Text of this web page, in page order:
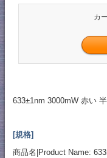
カ
633±1nm 3000mW 赤い
[規格]
商品名|Product Name: